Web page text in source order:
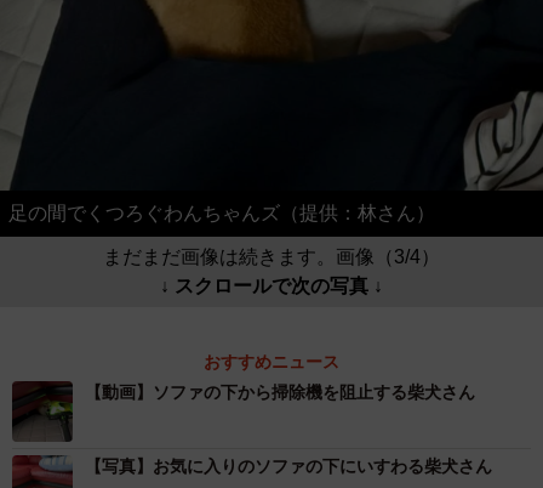
足の間でくつろぐわんちゃんズ（提供：林さん）
まだまだ画像は続きます。画像（3/4）
↓ スクロールで次の写真 ↓
おすすめニュース
【動画】ソファの下から掃除機を阻止する柴犬さん
【写真】お気に入りのソファの下にいすわる柴犬さん